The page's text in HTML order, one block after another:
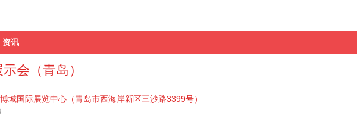
资讯
会（青岛）
国际展览中心（青岛市西海岸新区三沙路3399号）